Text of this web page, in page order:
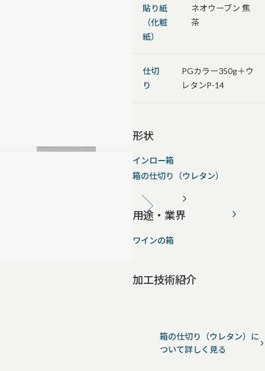
貼り紙
（化粧
紙）
ネオウーブン 焦
茶
仕切
り
PGカラー350g＋ウ
レタンP-14
形状
インロー箱
箱の仕切り（ウレタン）
用途・業界
ワインの箱
加工技術紹介
箱の仕切り（ウレタン）に
ついて詳しく見る